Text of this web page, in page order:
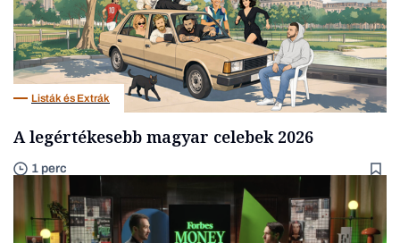
Listák és Extrák
A legértékesebb magyar celebek 2026
1 perc